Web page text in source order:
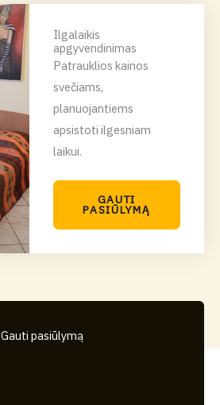
Ilgalaikis
apgyvendinimas
Patrauklios kainos
svečiams,
planuojantiems
apsistoti ilgesniam
laikui.
GAUTI
PASIŪLYMĄ
Gauti pasiūlymą